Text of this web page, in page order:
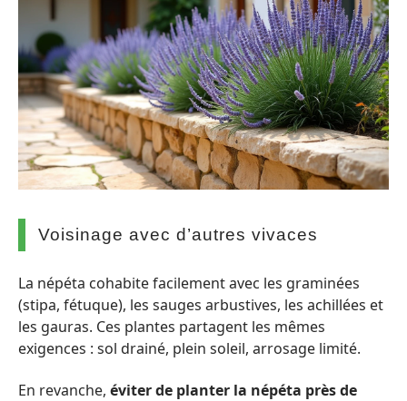
Voisinage avec d’autres vivaces
La népéta cohabite facilement avec les graminées
(stipa, fétuque), les sauges arbustives, les achillées et
les gauras. Ces plantes partagent les mêmes
exigences : sol drainé, plein soleil, arrosage limité.
En revanche, éviter de planter la népéta près de